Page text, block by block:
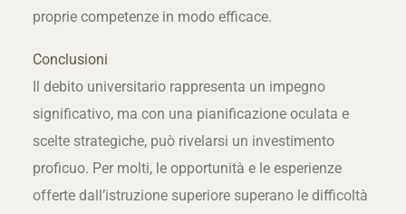
proprie competenze in modo efficace.
Conclusioni
Il debito universitario rappresenta un impegno
significativo, ma con una pianificazione oculata e
scelte strategiche, può rivelarsi un investimento
proficuo. Per molti, le opportunità e le esperienze
offerte dall’istruzione superiore superano le difficoltà